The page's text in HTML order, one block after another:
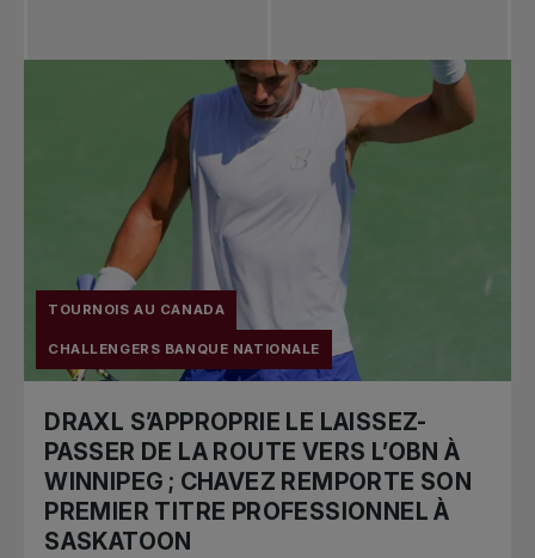
nouvelles
Tennis
professionnel
Redéfinir le jeu
Tournois
nationaux
TOURNOIS AU CANADA
CHALLENGERS BANQUE NATIONALE
DRAXL S’APPROPRIE LE LAISSEZ-
PASSER DE LA ROUTE VERS L’OBN À
WINNIPEG ; CHAVEZ REMPORTE SON
PREMIER TITRE PROFESSIONNEL À
SASKATOON